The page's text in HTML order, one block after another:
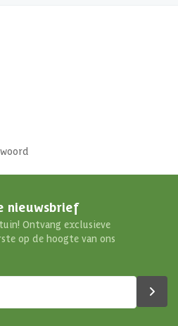
nieuwsbrief
Ontvang exclusieve
op de hoogte van ons